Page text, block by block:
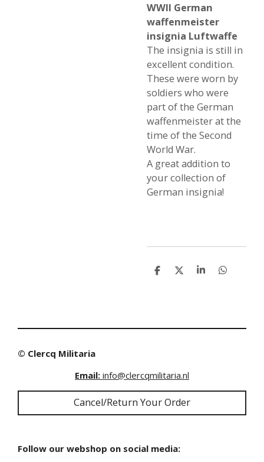
WWII German
waffenmeister
insignia Luftwaffe
The insignia is still in
excellent condition.
These were worn by
soldiers who were
part of the German
waffenmeister at the
time of the Second
World War.
A great addition to
your collection of
German insignia!
S
S
S
S
© Clercq Militaria
Email: info@clercqmilitaria.nl
Cancel/Return Your Order
Follow our webshop on social media: